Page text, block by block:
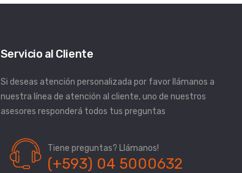
Servicio al Cliente
Si deseas atención personalizada por favor llámanos a
nuestra línea de atención al cliente, uno de nuestros
asesores responderá todos tus preguntas
Tiene preguntas? Llámanos!
(+593) 04 5000632